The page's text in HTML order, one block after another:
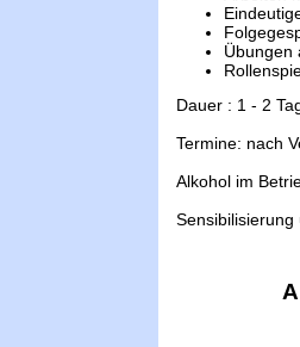
Übungen
Dauer : 1 - 2
Termine: nach
Alkohol im